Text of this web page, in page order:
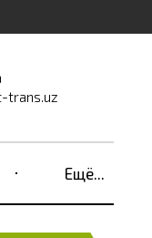
trans.uz
Ещё...